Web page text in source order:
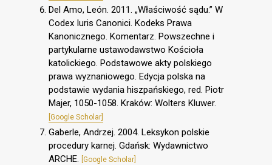
Del Amo, León. 2011. „Właściwość sądu.” W
Codex Iuris Canonici. Kodeks Prawa
Kanonicznego. Komentarz. Powszechne i
partykularne ustawodawstwo Kościoła
katolickiego. Podstawowe akty polskiego
prawa wyznaniowego. Edycja polska na
podstawie wydania hiszpańskiego, red. Piotr
Majer, 1050-1058. Kraków: Wolters Kluwer.
[Google Scholar]
Gaberle, Andrzej. 2004. Leksykon polskie
procedury karnej. Gdańsk: Wydawnictwo
ARCHE.
[Google Scholar]